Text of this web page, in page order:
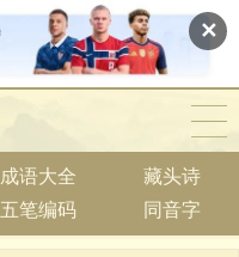
✕
成语大全
藏头诗
五笔编码 同音字